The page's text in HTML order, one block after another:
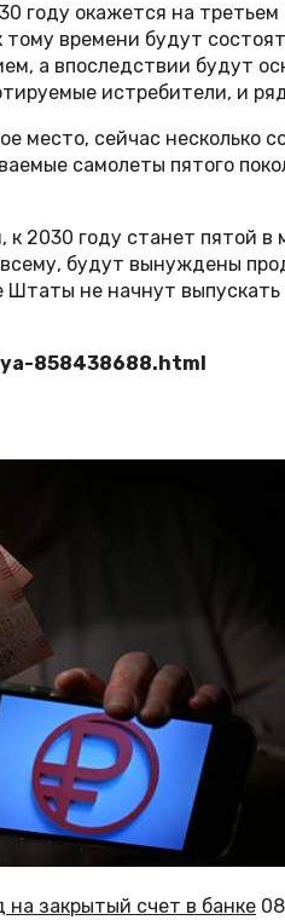
году окажется на
тому времени будут
а впоследствии будут
истребители, и
место, сейчас
самолеты пятого
к 2030 году станет
будут вынуждены
не начнут
858438688.html
на закрытый счет в банке